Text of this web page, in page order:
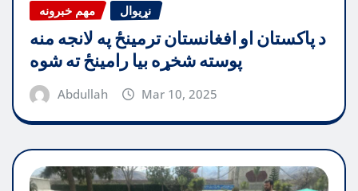
مهم خبرونه نړیوال
د پاکستان او افغانستان ترمینځ په لانجه منه
پوسته شخړه بیا رامینځ ته شوه
Abdullah Mar 10, 2025